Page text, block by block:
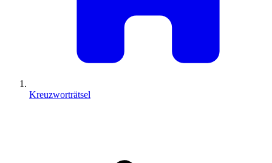
Kreuzworträtsel